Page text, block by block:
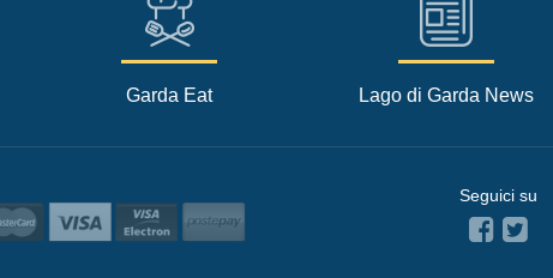
Garda Eat Lago di Garda News
Seguici su